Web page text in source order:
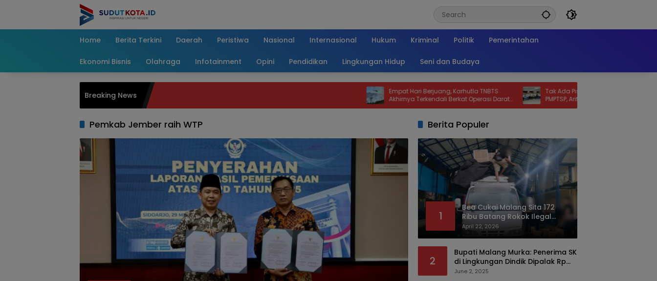
Home
Berita Terkini Daerah Peristiwa Nasional Internasional Hukum Kriminal Politik Pemerintahan
Ekonomi Bisnis Olahraga Infotainment Opini Pendidikan Lingkungan Hidup Seni dan Budaya
Breaking News
Empat Hari Berjuang, Karhutla TNBTS
Akhirnya Terkendali Berkat Operasi Darat
dan Water Bombing
Tak Ada Pisah Sambut di Disnaker-
PMPTSP, Arif: Tidak Ada Mantan Pejabat,
Yang Ada Keluarga Besar
Pemkab Jember raih WTP Berita Populer
1
Bea Cukai Malang Sita 172
Ribu Batang Rokok Ilegal
Bermodus Kemasan Sabun
April 22, 2026
2
Bupati Malang Murka: Penerima SK
di Lingkungan Dindik Dipalak Rp
150 Ribu Pakai Modus Tumpengan,
June 2, 2025